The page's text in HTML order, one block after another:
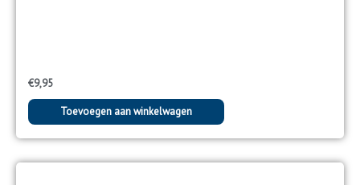
€9,95
Toevoegen aan winkelwagen